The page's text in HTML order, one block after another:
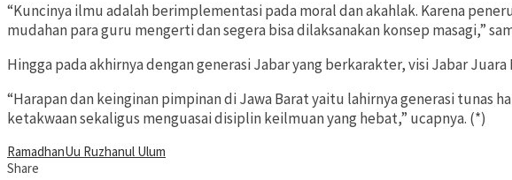
“Kuncinya ilmu adalah berimplementasi pada moral dan akahlak. Karena
mudahan para guru mengerti dan segera bisa dilaksanakan konsep masagi,”
Hingga pada akhirnya dengan generasi Jabar yang berkarakter, visi Jabar
“Harapan dan keinginan pimpinan di Jawa Barat yaitu lahirnya generasi tunas
ketakwaan sekaligus menguasai disiplin keilmuan yang hebat,” ucapnya. (*)
RamadhanUu Ruzhanul Ulum
Share